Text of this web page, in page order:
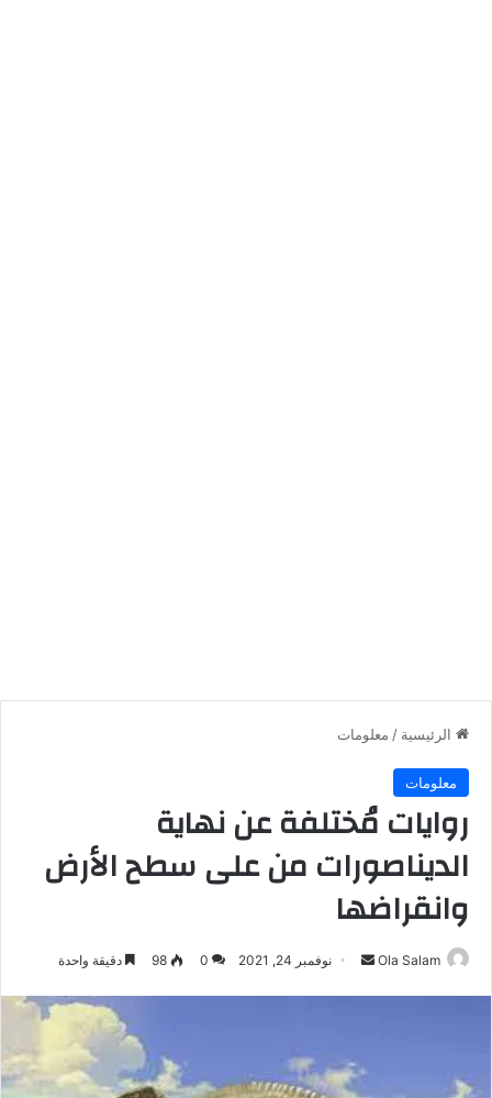
الرئيسية / معلومات
معلومات
روايات مُختلفة عن نهاية
الديناصورات من على سطح الأرض
وانقراضها
Ola Salam
أرسل نوفمبر 24, 2021 0
98 دقيقة واحدة